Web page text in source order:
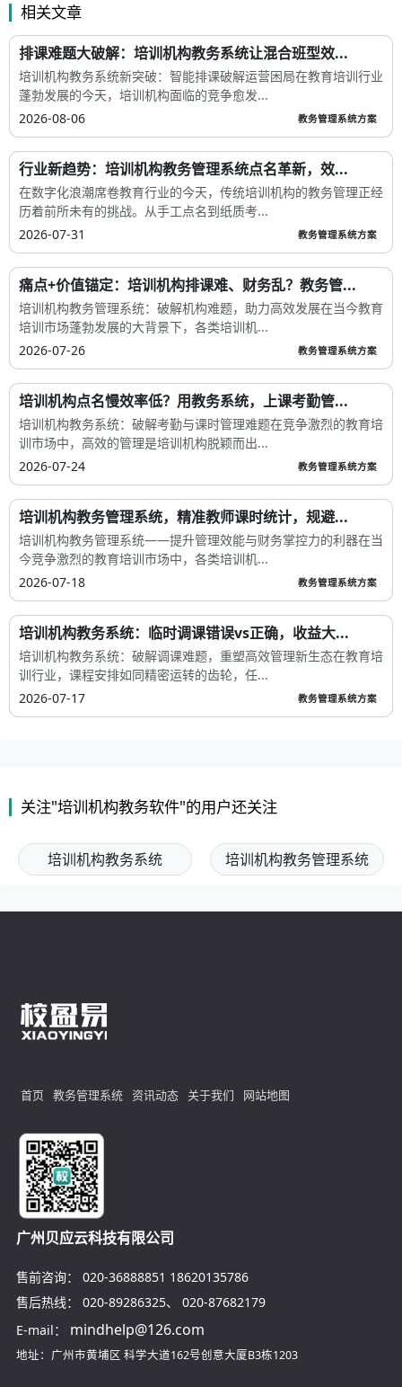
相关文章
排课难题大破解：培训机构教务系统让混合班型效...
培训机构教务系统新突破：智能排课破解运营困局在教育培训行业
蓬勃发展的今天，培训机构面临的竞争愈发...
2026-08-06
教务管理系统方案
行业新趋势：培训机构教务管理系统点名革新，效...
在数字化浪潮席卷教育行业的今天，传统培训机构的教务管理正经
历着前所未有的挑战。从手工点名到纸质考...
2026-07-31
教务管理系统方案
痛点+价值锚定：培训机构排课难、财务乱？教务管...
培训机构教务管理系统：破解机构难题，助力高效发展在当今教育
培训市场蓬勃发展的大背景下，各类培训机...
2026-07-26
教务管理系统方案
培训机构点名慢效率低？用教务系统，上课考勤管...
培训机构教务系统：破解考勤与课时管理难题在竞争激烈的教育培
训市场中，高效的管理是培训机构脱颖而出...
2026-07-24
教务管理系统方案
培训机构教务管理系统，精准教师课时统计，规避...
培训机构教务管理系统——提升管理效能与财务掌控力的利器在当
今竞争激烈的教育培训市场中，各类培训机...
2026-07-18
教务管理系统方案
培训机构教务系统：临时调课错误vs正确，收益大...
培训机构教务系统：破解调课难题，重塑高效管理新生态在教育培
训行业，课程安排如同精密运转的齿轮，任...
2026-07-17
教务管理系统方案
关注"培训机构教务软件"的用户还关注
培训机构教务系统 培训机构教务管理系统
首页 教务管理系统 资讯动态 关于我们 网站地图
广州贝应云科技有限公司
售前咨询： 020-36888851 18620135786
售后热线：
020-89286325、 020-87682179
E-mail：
mindhelp@126.com
地址：广州市黄埔区 科学大道162号创意大厦B3栋1203